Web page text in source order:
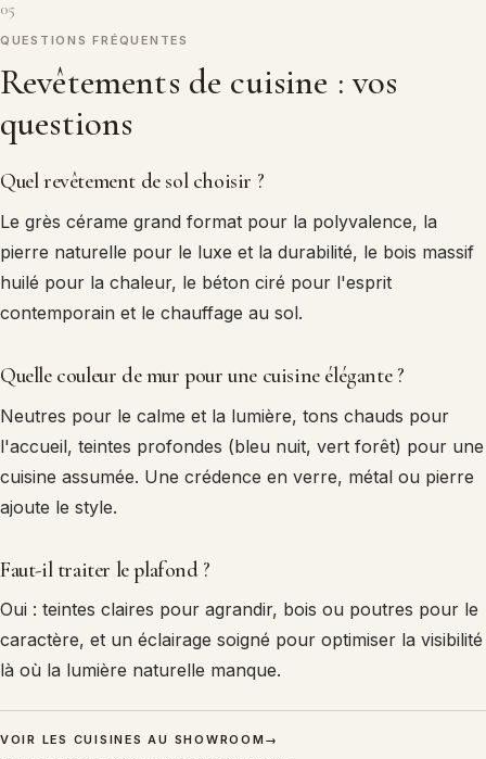
05
QUESTIONS FRÉQUENTES
Revêtements de cuisine : vos
questions
Quel revêtement de sol choisir ?
Le grès cérame grand format pour la polyvalence, la
pierre naturelle pour le luxe et la durabilité, le bois massif
huilé pour la chaleur, le béton ciré pour l'esprit
contemporain et le chauffage au sol.
Quelle couleur de mur pour une cuisine élégante ?
Neutres pour le calme et la lumière, tons chauds pour
l'accueil, teintes profondes (bleu nuit, vert forêt) pour une
cuisine assumée. Une crédence en verre, métal ou pierre
ajoute le style.
Faut-il traiter le plafond ?
Oui : teintes claires pour agrandir, bois ou poutres pour le
caractère, et un éclairage soigné pour optimiser la visibilité
là où la lumière naturelle manque.
VOIR LES CUISINES AU SHOWROOM→